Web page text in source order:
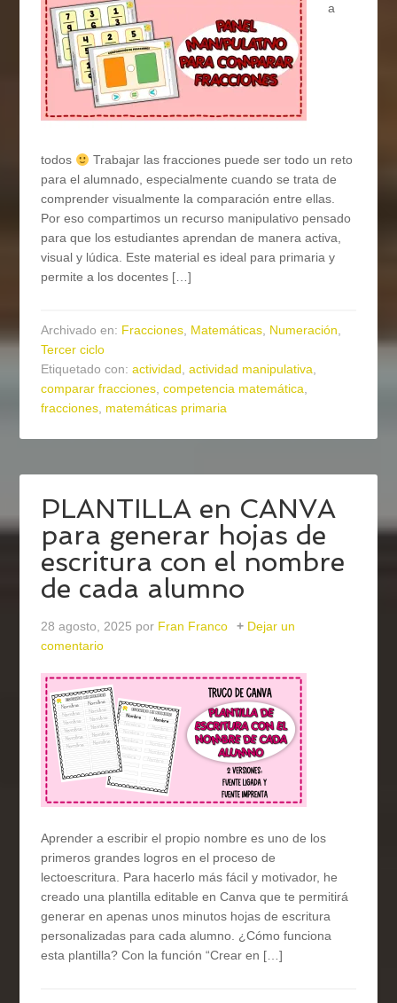
a
todos
Trabajar las fracciones puede ser todo un reto
para el alumnado, especialmente cuando se trata de
comprender visualmente la comparación entre ellas.
Por eso compartimos un recurso manipulativo pensado
para que los estudiantes aprendan de manera activa,
visual y lúdica. Este material es ideal para primaria y
permite a los docentes […]
Archivado en: Fracciones, Matemáticas, Numeración,
Tercer ciclo
Etiquetado con:actividad,actividad manipulativa,
comparar fracciones,competencia matemática,
fracciones, matemáticas primaria
PLANTILLA en CANVA
para generar hojas de
escritura con el nombre
de cada alumno
28 agosto, 2025 por Fran Franco
Dejar un
comentario
Aprender a escribir el propio nombre es uno de los
primeros grandes logros en el proceso de
lectoescritura. Para hacerlo más fácil y motivador, he
creado una plantilla editable en Canva que te permitirá
generar en apenas unos minutos hojas de escritura
personalizadas para cada alumno. ¿Cómo funciona
esta plantilla? Con la función “Crear en […]